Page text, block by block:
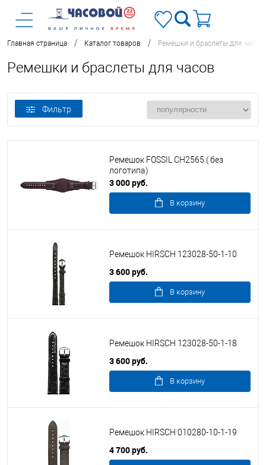
Главная страница / Каталог товаров / Ремешки и браслеты для часов
Ремешки и браслеты для часов
Фильтр
Ремешок FOSSIL CH2565 ( без
логотипа)
3 000 руб.
В корзину
Ремешок HIRSCH 123028-50-1-10
3 600 руб.
В корзину
Ремешок HIRSCH 123028-50-1-18
3 600 руб.
В корзину
Ремешок HIRSCH 010280-10-1-19
4 700 руб.